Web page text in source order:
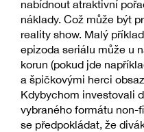
nabídnout atraktivní
náklady. Což může být
reality show. Malý
epizoda seriálu může u
korun (pokud jde
a špičkovými herci
Kdybychom investovali
vybraného formátu non-
se předpokládat, že